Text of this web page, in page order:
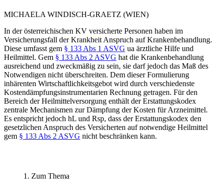
MICHAELA WINDISCH-GRAETZ (WIEN)
In der österreichischen KV versicherte Personen haben im
Versicherungsfall der Krankheit Anspruch auf Krankenbehandlung.
Diese umfasst gem § 133 Abs 1 ASVG ua ärztliche Hilfe und
Heilmittel. Gem § 133 Abs 2 ASVG hat die Krankenbehandlung
ausreichend und zweckmäßig zu sein, sie darf jedoch das Maß des
Notwendigen nicht überschreiten. Dem dieser Formulierung
inhärenten Wirtschaftlichkeitsgebot wird durch verschiedenste
Kostendämpfungsinstrumentarien Rechnung getragen. Für den
Bereich der Heilmittelversorgung enthält der Erstattungskodex
zentrale Mechanismen zur Dämpfung der Kosten für Arzneimittel.
Es entspricht jedoch hL und Rsp, dass der Erstattungskodex den
gesetzlichen Anspruch des Versicherten auf notwendige Heilmittel
gem § 133 Abs 2 ASVG nicht beschränken kann.
Zum Thema